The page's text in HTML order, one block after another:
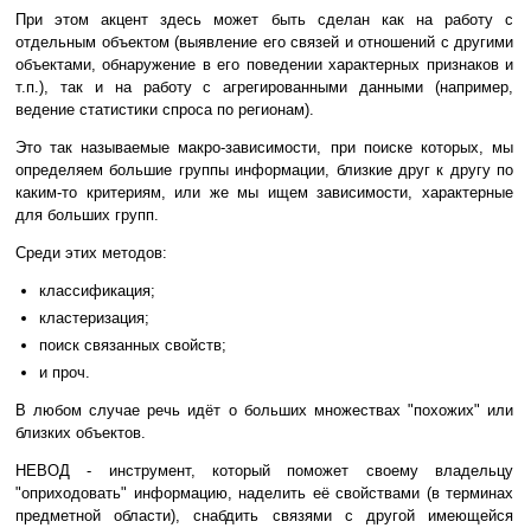
При этом акцент здесь может быть сделан как на работу с
отдельным объектом (выявление его связей и отношений с другими
объектами, обнаружение в его поведении характерных признаков и
т.п.), так и на работу с агрегированными данными (например,
ведение статистики спроса по регионам).
Это так называемые макро-зависимости, при поиске которых, мы
определяем большие группы информации, близкие друг к другу по
каким-то критериям, или же мы ищем зависимости, характерные
для больших групп.
Среди этих методов:
классификация;
кластеризация;
поиск связанных свойств;
и проч.
В любом случае речь идёт о больших множествах "похожих" или
близких объектов.
НЕВОД - инструмент, который поможет своему владельцу
"оприходовать" информацию, наделить её свойствами (в терминах
предметной области), снабдить связями с другой имеющейся